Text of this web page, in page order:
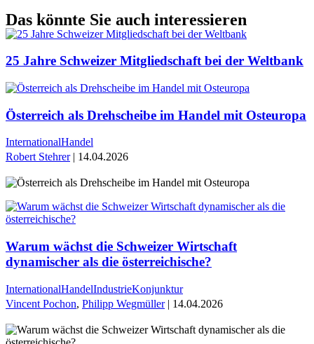
Das könnte Sie auch interessieren
25 Jahre Schweizer Mitgliedschaft bei der Weltbank
Österreich als Drehscheibe im Handel mit Osteuropa
InternationalHandel
Robert Stehrer| 14.04.2026
Warum wächst die Schweizer Wirtschaft
dynamischer als die österreichische?
InternationalHandelIndustrieKonjunktur
Vincent Pochon, Philipp Wegmüller| 14.04.2026